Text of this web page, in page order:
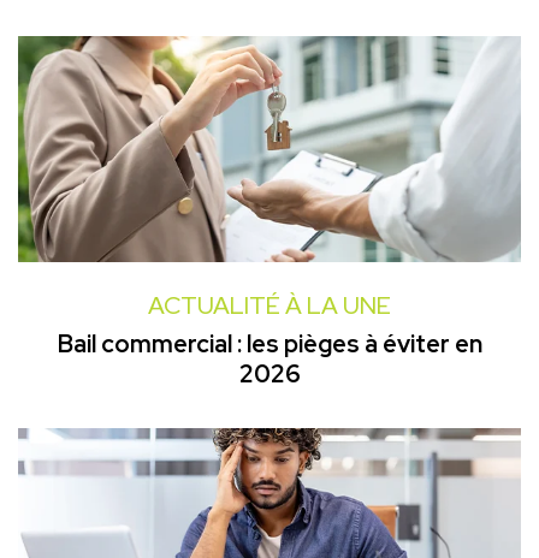
ACTUALITÉ À LA UNE
Bail commercial : les pièges à éviter en
2026